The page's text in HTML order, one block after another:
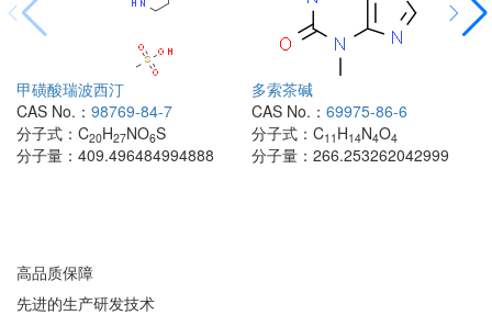
甲磺酸瑞波西汀
CAS No.： 98769-84-7
分子式： C20H27NO6S
分子量： 409.496484994888
多索茶碱
CAS No.： 69975-86-6
分子式： C11 H14N4O4
分子量： 266.253262042999
高品质保障
先进的生产研发技术